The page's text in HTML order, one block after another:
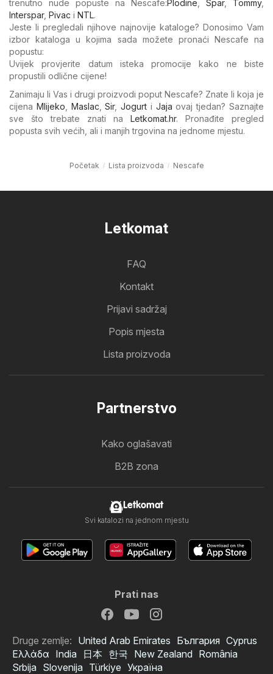
trenutno nude popuste na Nescafe:Plodine Spar, Tommy,
Interspar, Pivac i NTL.
Jeste li pregledali njihove najnovije kataloge? Donosimo Vam
izbor kataloga u kojima sada možete pronaći Nescafe na
popustu:
Uvijek provjerite datum isteka promocije kako ne biste
propustili odlične cijene!
Zanimaju li Vas i drugi proizvodi poput Nescafe? Znate li koja je
cijena Mlijeko Maslac ,Sir,Jogurt i Jaja ovaj tjedan? Saznajte
sve što trebate znati na Letkomat.hr. Pronađite pregled
popusta svih većih, ali i manjih trgovina na jednome mjestu.
Početak Lista proizvoda Nescafe
Letkomat
FAQ
Kontakt
Prijavi sadržaj
Popis mjesta
Lista proizvoda
Partnerstvo
Kako oglašavati
B2B zona
Letkomat
Svi katalozi na jednom mjestu
Prati nas
Druge zemlje: United Arab Emirates България Cyprus
Ελλάδα India 日本 한국 New Zealand România
Srbija Slovenija Türkiye Україна